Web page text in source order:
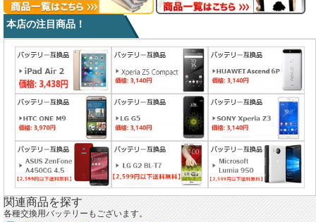
本店の注目商品！
関連商品を探す
各種交換用バッテリーもございます。